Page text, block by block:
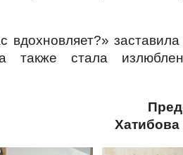
вдохновляет?»
также стала